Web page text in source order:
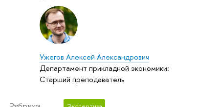
Ужегов Алексей Александрович
Департамент прикладной экономики:
Старший преподаватель